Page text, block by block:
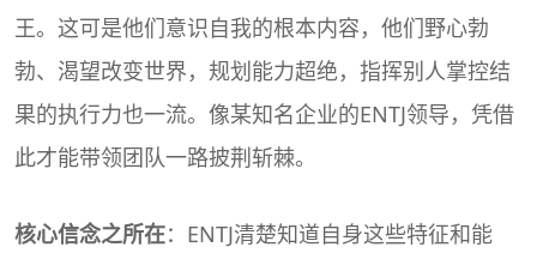
王。这可是他们意识自我的根本内容，他们野心勃
勃、渴望改变世界，规划能力超绝，指挥别人掌控结
果的执行力也一流。像某知名企业的ENTJ领导，凭借
此才能带领团队一路披荆斩棘。
核心信念之所在：ENTJ清楚知道自身这些特征和能